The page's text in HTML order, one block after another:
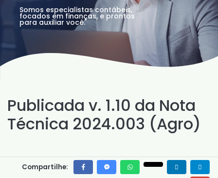
Somos especialistas contábeis,
focados em finanças, e prontos
para auxiliar você.
Publicada v. 1.10 da Nota
Técnica 2024.003 (Agro)
Compartilhe: